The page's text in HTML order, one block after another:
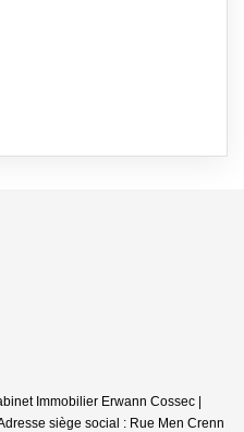
Immobilier Erwann Cossec |
siège social : Rue Men Crenn